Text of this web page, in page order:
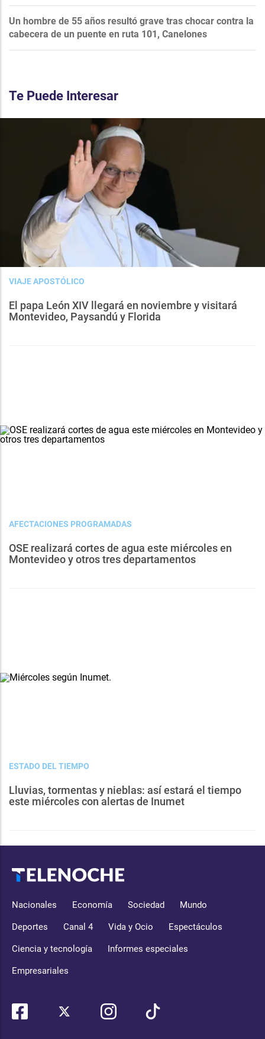
Un hombre de 55 años resultó grave tras chocar contra la
cabecera de un puente en ruta 101, Canelones
Te Puede Interesar
VIAJE APOSTÓLICO
El papa León XIV llegará en noviembre y visitará
Montevideo, Paysandú y Florida
AFECTACIONES PROGRAMADAS
OSE realizará cortes de agua este miércoles en
Montevideo y otros tres departamentos
ESTADO DEL TIEMPO
Lluvias, tormentas y nieblas: así estará el tiempo
este miércoles con alertas de Inumet
Nacionales Economía Sociedad Mundo
Deportes Canal 4 Vida y Ocio Espectáculos
Ciencia y tecnología Informes especiales
Empresariales